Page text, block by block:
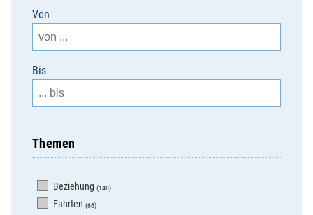
Von
Bis
Themen
Beziehung (148)
Fahrten (66)